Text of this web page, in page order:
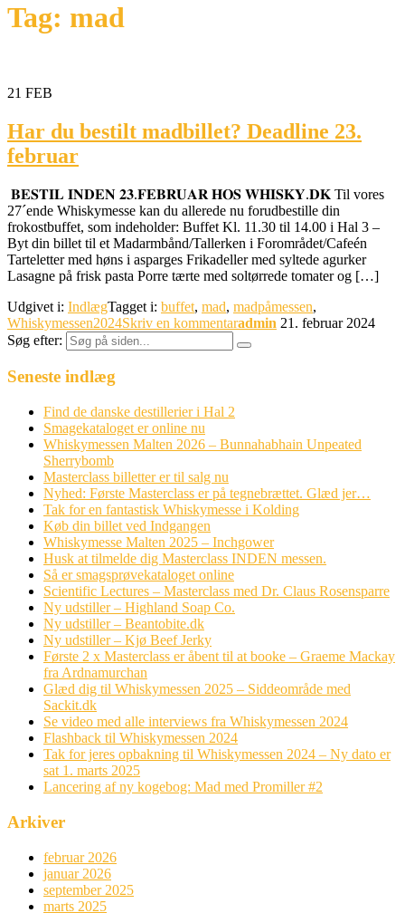
Tag: mad
21 FEB
Har du bestilt madbillet? Deadline 23.
februar
𝐁𝐄𝐒𝐓𝐈𝐋 𝐈𝐍𝐃𝐄𝐍 𝟐𝟑.𝐅𝐄𝐁𝐑𝐔𝐀𝐑 𝐇𝐎𝐒 𝐖𝐇𝐈𝐒𝐊𝐘.𝐃𝐊 Til vores
27´ende Whiskymesse kan du allerede nu forudbestille din
frokostbuffet, som indeholder: Buffet Kl. 11.30 til 14.00 i Hal 3 –
Byt din billet til et Madarmbånd/Tallerken i Forområdet/Cafeén
Tarteletter med høns i asparges Frikadeller med syltede agurker
Lasagne på frisk pasta Porre tærte med soltørrede tomater og […]
Udgivet i: IndlægTagget i: buffet, mad, madpåmessen,
Whiskymessen2024Skriv en kommentaradmin 21. februar 2024
Søg efter:
Seneste indlæg
Find de danske destillerier i Hal 2
Smagekataloget er online nu
Whiskymessen Malten 2026 – Bunnahabhain Unpeated
Sherrybomb
Masterclass billetter er til salg nu
Nyhed: Første Masterclass er på tegnebrættet. Glæd jer…
Tak for en fantastisk Whiskymesse i Kolding
Køb din billet ved Indgangen
Whiskymesse Malten 2025 – Inchgower
Husk at tilmelde dig Masterclass INDEN messen.
Så er smagsprøvekataloget online
Scientific Lectures – Masterclass med Dr. Claus Rosensparre
Ny udstiller – Highland Soap Co.
Ny udstiller – Beantobite.dk
Ny udstiller – Kjø Beef Jerky
Første 2 x Masterclass er åbent til at booke – Graeme Mackay
fra Ardnamurchan
Glæd dig til Whiskymessen 2025 – Siddeområde med
Sackit.dk
Se video med alle interviews fra Whiskymessen 2024
Flashback til Whiskymessen 2024
Tak for jeres opbakning til Whiskymessen 2024 – Ny dato er
sat 1. marts 2025
Lancering af ny kogebog: Mad med Promiller #2
Arkiver
februar 2026
januar 2026
september 2025
marts 2025